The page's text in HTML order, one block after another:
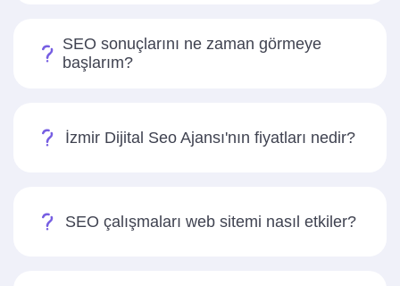
SEO sonuçlarını ne zaman görmeye
başlarım?
İzmir Dijital Seo Ajansı'nın fiyatları nedir?
SEO çalışmaları web sitemi nasıl etkiler?